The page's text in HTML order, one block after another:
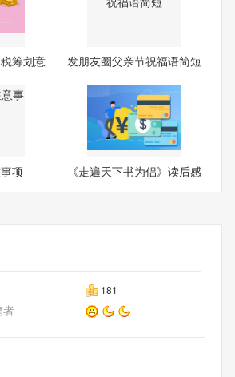
筹划意
发朋友圈父亲节祝福语简短
项 《走遍天下书为侣》读后感
181
者